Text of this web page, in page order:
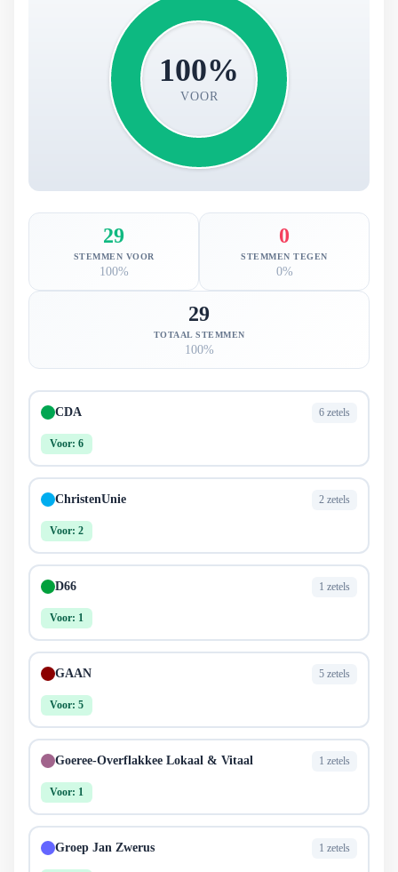
100%
VOOR
29
STEMMEN VOOR
100%
0
STEMMEN TEGEN
0%
29
TOTAAL STEMMEN
100%
CDA 6 zetels
Voor: 6
ChristenUnie 2 zetels
Voor: 2
D66 1 zetels
Voor: 1
GAAN 5 zetels
Voor: 5
Goeree-Overflakkee Lokaal & Vitaal 1 zetels
Voor: 1
Groep Jan Zwerus 1 zetels